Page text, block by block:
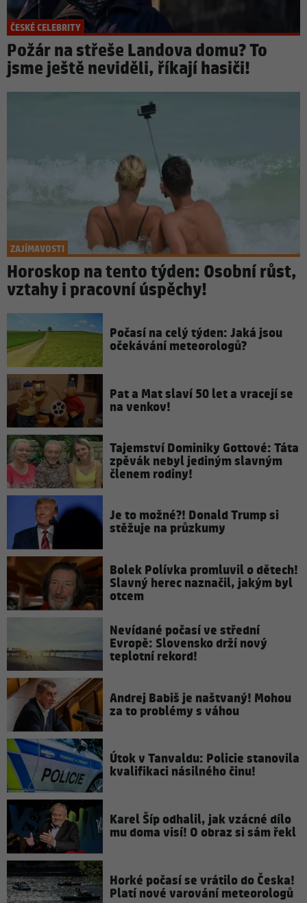
ČESKÉ CELEBRITY
Požár na střeše Landova domu? To
jsme ještě neviděli, říkají hasiči!
ZAJÍMAVOSTI
Horoskop na tento týden: Osobní růst,
vztahy i pracovní úspěchy!
Počasí na celý týden: Jaká jsou
očekávání meteorologů?
Pat a Mat slaví 50 let a vracejí se
na venkov!
Tajemství Dominiky Gottové: Táta
zpěvák nebyl jediným slavným
členem rodiny!
Je to možné?! Donald Trump si
stěžuje na průzkumy
Bolek Polívka promluvil o dětech!
Slavný herec naznačil, jakým byl
otcem
Nevídané počasí ve střední
Evropě: Slovensko drží nový
teplotní rekord!
Andrej Babiš je naštvaný! Mohou
za to problémy s váhou
Útok v Tanvaldu: Policie stanovila
kvalifikaci násilného činu!
Karel Šíp odhalil, jak vzácné dílo
mu doma visí! O obraz si sám řekl
Horké počasí se vrátilo do Česka!
Platí nové varování meteorologů